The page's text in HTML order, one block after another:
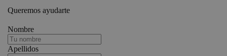
Queremos ayudarte
Nombre
Apellidos